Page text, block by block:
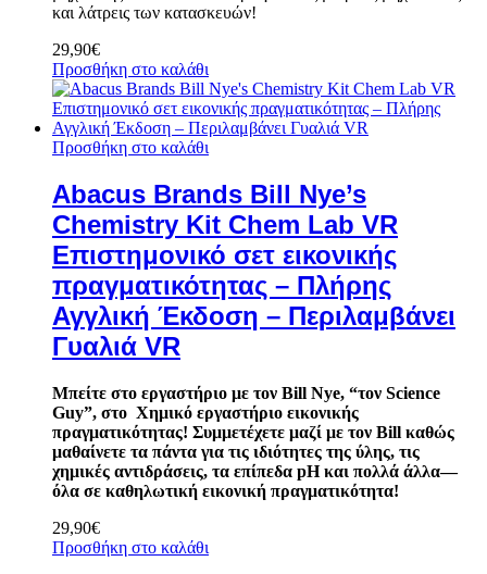
και λάτρεις των κατασκευών!
29,90€
Προσθήκη στο καλάθι
Προσθήκη στο καλάθι
Abacus Brands Bill Nye’s
Chemistry Kit Chem Lab VR
Επιστημονικό σετ εικονικής
πραγματικότητας – Πλήρης
Αγγλική Έκδοση – Περιλαμβάνει
Γυαλιά VR
Μπείτε στο εργαστήριο με τον Bill Nye, “τον Science
Guy”, στο Χημικό εργαστήριο εικονικής
πραγματικότητας! Συμμετέχετε μαζί με τον Bill καθώς
μαθαίνετε τα πάντα για τις ιδιότητες της ύλης, τις
χημικές αντιδράσεις, τα επίπεδα pH και πολλά άλλα—
όλα σε καθηλωτική εικονική πραγματικότητα!
29,90€
Προσθήκη στο καλάθι